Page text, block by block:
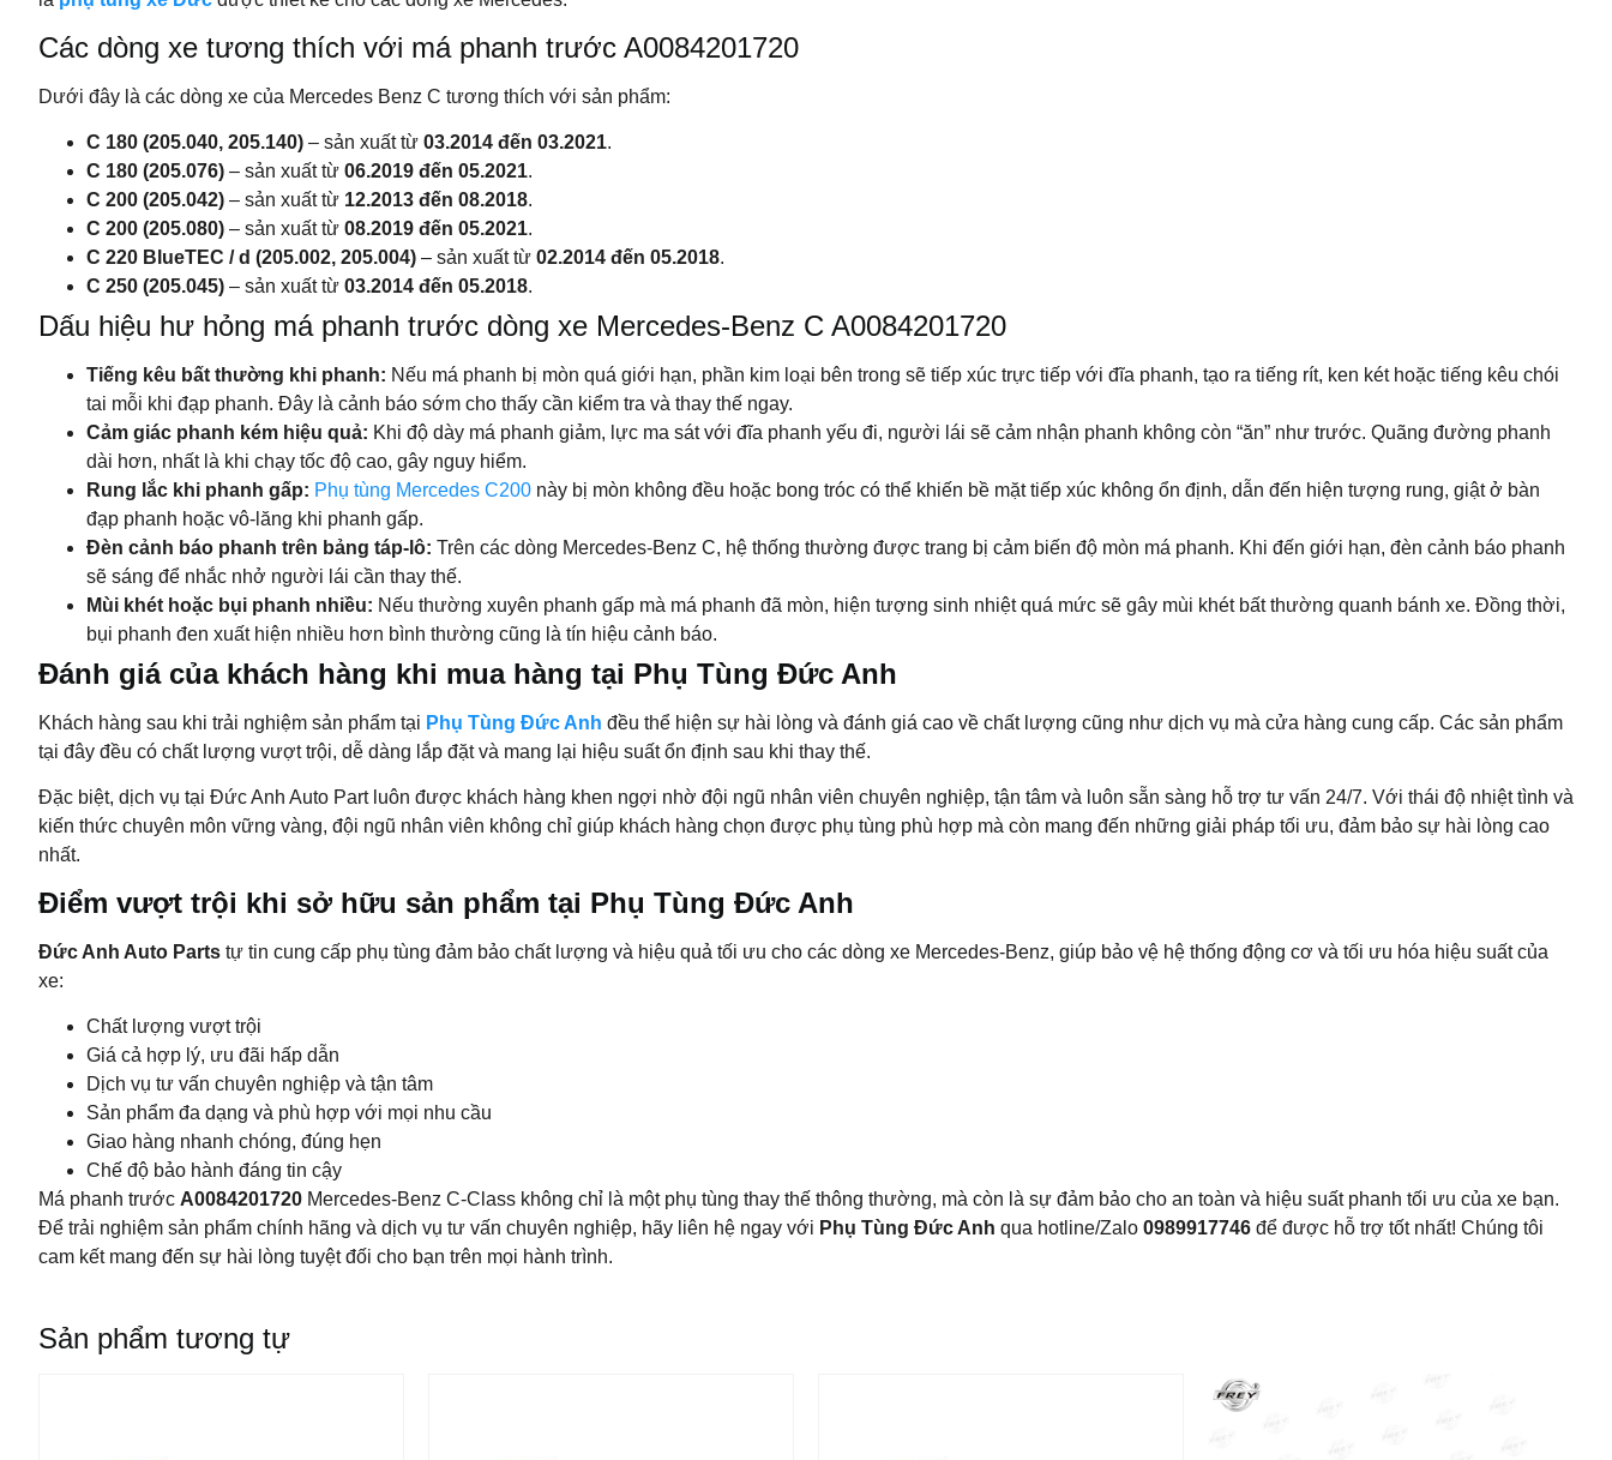
Các dòng xe tương thích với má phanh trước A0084201720
Dưới đây là các dòng xe của Mercedes Benz C tương thích với sản phẩm:
C 180 (205.040, 205.140) – sản xuất từ 03.2014 đến 03.2021.
C 180 (205.076) – sản xuất từ 06.2019 đến 05.2021.
C 200 (205.042) – sản xuất từ 12.2013 đến 08.2018.
C 200 (205.080) – sản xuất từ 08.2019 đến 05.2021.
C 220 BlueTEC / d (205.002, 205.004) – sản xuất từ 02.2014 đến 05.2018.
C 250 (205.045) – sản xuất từ 03.2014 đến 05.2018.
Dấu hiệu hư hỏng má phanh trước dòng xe Mercedes-Benz C A0084201720
Tiếng kêu bất thường khi phanh: Nếu má phanh bị mòn quá giới hạn, phần kim loại bên trong sẽ tiếp xúc trực tiếp với đĩa phanh, tạo ra tiếng rít, ken két hoặc tiếng kêu chói
tai mỗi khi đạp phanh. Đây là cảnh báo sớm cho thấy cần kiểm tra và thay thế ngay.
Cảm giác phanh kém hiệu quả: Khi độ dày má phanh giảm, lực ma sát với đĩa phanh yếu đi, người lái sẽ cảm nhận phanh không còn “ăn” như trước. Quãng đường phanh
dài hơn, nhất là khi chạy tốc độ cao, gây nguy hiểm.
Rung lắc khi phanh gấp: Phụ tùng Mercedes C200 này bị mòn không đều hoặc bong tróc có thể khiến bề mặt tiếp xúc không ổn định, dẫn đến hiện tượng rung, giật ở bàn
đạp phanh hoặc vô-lăng khi phanh gấp.
Đèn cảnh báo phanh trên bảng táp-lô: Trên các dòng Mercedes-Benz C, hệ thống thường được trang bị cảm biến độ mòn má phanh. Khi đến giới hạn, đèn cảnh báo phanh
sẽ sáng để nhắc nhở người lái cần thay thế.
Mùi khét hoặc bụi phanh nhiều: Nếu thường xuyên phanh gấp mà má phanh đã mòn, hiện tượng sinh nhiệt quá mức sẽ gây mùi khét bất thường quanh bánh xe. Đồng thời,
bụi phanh đen xuất hiện nhiều hơn bình thường cũng là tín hiệu cảnh báo.
Đánh giá của khách hàng khi mua hàng tại Phụ Tùng Đức Anh
Khách hàng sau khi trải nghiệm sản phẩm tại Phụ Tùng Đức Anh đều thể hiện sự hài lòng và đánh giá cao về chất lượng cũng như dịch vụ mà cửa hàng cung cấp. Các sản phẩm
tại đây đều có chất lượng vượt trội, dễ dàng lắp đặt và mang lại hiệu suất ổn định sau khi thay thế.
Đặc biệt, dịch vụ tại Đức Anh Auto Part luôn được khách hàng khen ngợi nhờ đội ngũ nhân viên chuyên nghiệp, tận tâm và luôn sẵn sàng hỗ trợ tư vấn 24/7. Với thái độ nhiệt tình và
kiến thức chuyên môn vững vàng, đội ngũ nhân viên không chỉ giúp khách hàng chọn được phụ tùng phù hợp mà còn mang đến những giải pháp tối ưu, đảm bảo sự hài lòng cao
nhất.
Điểm vượt trội khi sở hữu sản phẩm tại Phụ Tùng Đức Anh
Đức Anh Auto Parts tự tin cung cấp phụ tùng đảm bảo chất lượng và hiệu quả tối ưu cho các dòng xe Mercedes-Benz, giúp bảo vệ hệ thống động cơ và tối ưu hóa hiệu suất của
xe:
Chất lượng vượt trội
Giá cả hợp lý, ưu đãi hấp dẫn
Dịch vụ tư vấn chuyên nghiệp và tận tâm
Sản phẩm đa dạng và phù hợp với mọi nhu cầu
Giao hàng nhanh chóng, đúng hẹn
Chế độ bảo hành đáng tin cậy
Má phanh trước A0084201720 Mercedes-Benz C-Class không chỉ là một phụ tùng thay thế thông thường, mà còn là sự đảm bảo cho an toàn và hiệu suất phanh tối ưu của xe bạn.
Để trải nghiệm sản phẩm chính hãng và dịch vụ tư vấn chuyên nghiệp, hãy liên hệ ngay với Phụ Tùng Đức Anh qua hotline/Zalo 0989917746 để được hỗ trợ tốt nhất! Chúng tôi
cam kết mang đến sự hài lòng tuyệt đối cho bạn trên mọi hành trình.
Sản phẩm tương tự